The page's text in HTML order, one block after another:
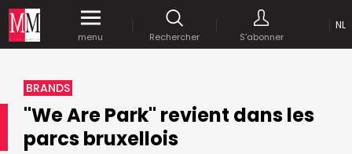
menu Rechercher S'abonner
NL
BRANDS
"We Are Park" revient dans les
parcs bruxellois
ENVOYER VOTRE MOT DE PASSE
MEDIA MARKETING
Mix Brussels - Boulevard du Souverain 25 boite 5
1170 Bruxelles - Belgique
E-mail :info@mm.be
selim@mm.be
Accédezgratuitementà tout notre